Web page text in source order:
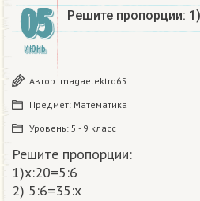
05
ИЮНЬ
Решите пропорции:
Автор: magaelektro65
Предмет: Математика
Уровень: 5 - 9 класс
Решите пропорции:
1)x:20=5:6
2) 5:6=35:x​